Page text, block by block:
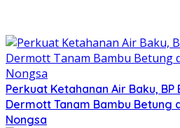
Perkuat Ketahanan Air Baku,
Dermott Tanam Bambu Betung
Nongsa